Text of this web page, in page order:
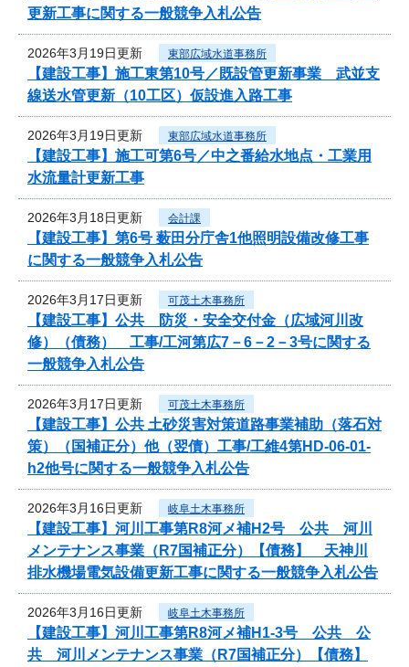
更新工事に関する一般競争入札公告
2026年3月19日更新 東部広域水道事務所
【建設工事】施工東第10号／既設管更新事業 武並支
線送水管更新（10工区）仮設進入路工事
2026年3月19日更新 東部広域水道事務所
【建設工事】施工可第6号／中之番給水地点・工業用
水流量計更新工事
2026年3月18日更新 会計課
【建設工事】第6号 薮田分庁舎1他照明設備改修工事
に関する一般競争入札公告
2026年3月17日更新 可茂土木事務所
【建設工事】公共 防災・安全交付金（広域河川改
修）（債務） 工事/工河第広7－6－2－3号に関する
一般競争入札公告
2026年3月17日更新 可茂土木事務所
【建設工事】公共 土砂災害対策道路事業補助（落石対
策）（国補正分）他（翌債）工事/工維4第HD-06-01-
h2他号に関する一般競争入札公告
2026年3月16日更新 岐阜土木事務所
【建設工事】河川工事第R8河メ補H2号 公共 河川
メンテナンス事業（R7国補正分）【債務】 天神川
排水機場電気設備更新工事に関する一般競争入札公告
2026年3月16日更新 岐阜土木事務所
【建設工事】河川工事第R8河メ補H1-3号 公共 公
共 河川メンテナンス事業（R7国補正分）【債務】